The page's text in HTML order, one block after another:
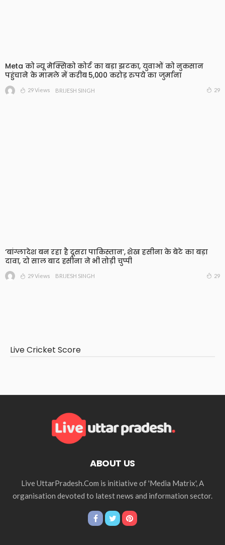
Meta को न्यू मेक्सिको कोर्ट का बड़ा झटका, युवाओं को नुकसान
पहुंचाने के मामले में करीब 5,000 करोड़ रुपये का जुर्माना
29 Views BRIJESH SINGH 29
‘बांग्लादेश बन रहा है दूसरा पाकिस्तान’, शेख हसीना के बेटे का बड़ा
दावा, दो साल बाद हसीना ने भी तोड़ी चुप्पी
29 Views BRIJESH SINGH 29
Live Cricket Score
ABOUT US
Live UttarPradesh.Com is initiative of 'Media Matrix', A
organisation devoted to latest news and information sector.